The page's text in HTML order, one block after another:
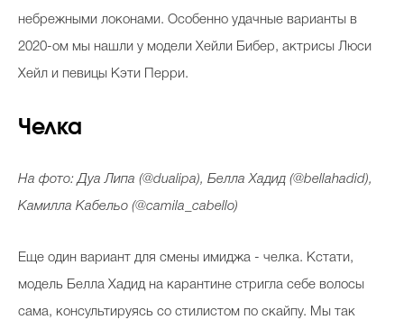
небрежными локонами. Особенно удачные варианты в
2020-ом мы нашли у модели Хейли Бибер, актрисы Люси
Хейл и певицы Кэти Перри.
Челка
На фото: Дуа Липа (@dualipa), Белла Хадид (@bellahadid),
Камилла Кабельо (@camila_cabello)
Еще один вариант для смены имиджа - челка. Кстати,
модель Белла Хадид на карантине стригла себе волосы
сама, консультируясь со стилистом по скайпу. Мы так